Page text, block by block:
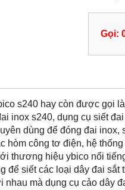
Gọi:
s240 hay còn được gọi
inox s240, dụng cụ siết
dùng để đóng đai
hòm công tơ điện, hệ
thương hiệu ybico nổi
để siết các loại dây đai
nhau mà dụng cụ cảo dây